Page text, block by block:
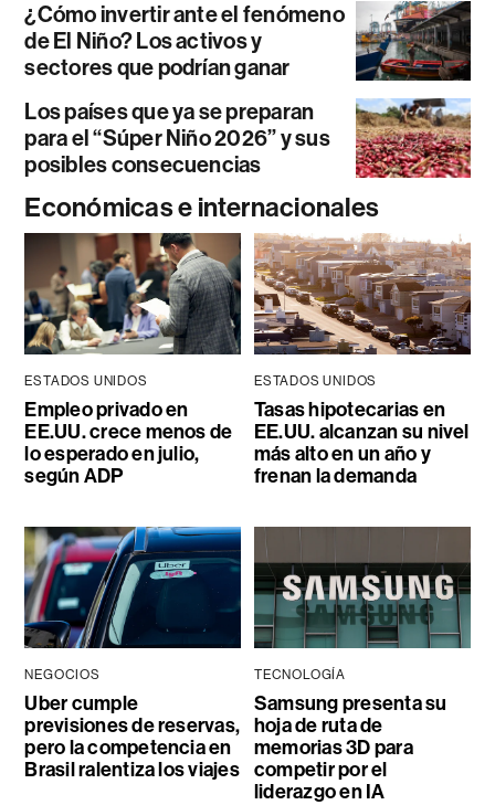
¿Cómo invertir ante el fenómeno
de El Niño? Los activos y
sectores que podrían ganar
Los países que ya se preparan
para el “Súper Niño 2026” y sus
posibles consecuencias
Económicas e internacionales
ESTADOS UNIDOS
Empleo privado en
EE.UU. crece menos de
lo esperado en julio,
según ADP
ESTADOS UNIDOS
Tasas hipotecarias en
EE.UU. alcanzan su nivel
más alto en un año y
frenan la demanda
NEGOCIOS
Uber cumple
previsiones de reservas,
pero la competencia en
Brasil ralentiza los viajes
TECNOLOGÍA
Samsung presenta su
hoja de ruta de
memorias 3D para
competir por el
liderazgo en IA